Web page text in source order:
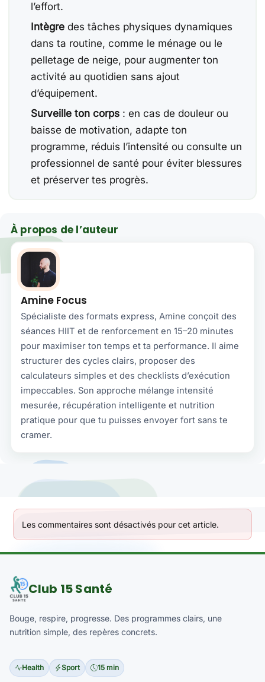
l’effort.
Intègre des tâches physiques dynamiques
dans ta routine, comme le ménage ou le
pelletage de neige, pour augmenter ton
activité au quotidien sans ajout
d’équipement.
Surveille ton corps : en cas de douleur ou
baisse de motivation, adapte ton
programme, réduis l’intensité ou consulte un
professionnel de santé pour éviter blessures
et préserver tes progrès.
À propos de l’auteur
Amine Focus
Spécialiste des formats express, Amine conçoit des
séances HIIT et de renforcement en 15–20 minutes
pour maximiser ton temps et ta performance. Il aime
structurer des cycles clairs, proposer des
calculateurs simples et des checklists d’exécution
impeccables. Son approche mélange intensité
mesurée, récupération intelligente et nutrition
pratique pour que tu puisses envoyer fort sans te
cramer.
Les commentaires sont désactivés pour cet article.
Club 15 Santé
Bouge, respire, progresse. Des programmes clairs, une
nutrition simple, des repères concrets.
Health Sport 15 min